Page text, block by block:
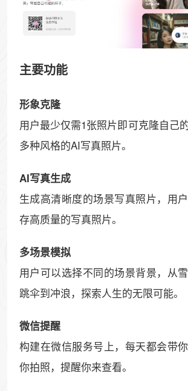
主要功能
形象克隆
用户最少仅需1张照片即可克隆自己
多种风格的AI写真照片。
AI写真生成
生成高清晰度的场景写真照片，用
存高质量的写真照片。
多场景模拟
用户可以选择不同的场景背景，从
跳伞到冲浪，探索人生的无限可能。
微信提醒
构建在微信服务号上，每天都会带
你拍照，提醒你来查看。